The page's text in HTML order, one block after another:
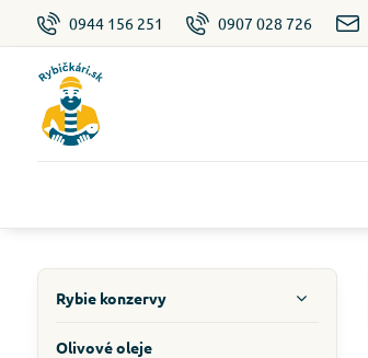
0944 156 251 0907 028 726
Rybie konzervy
Olivové oleje